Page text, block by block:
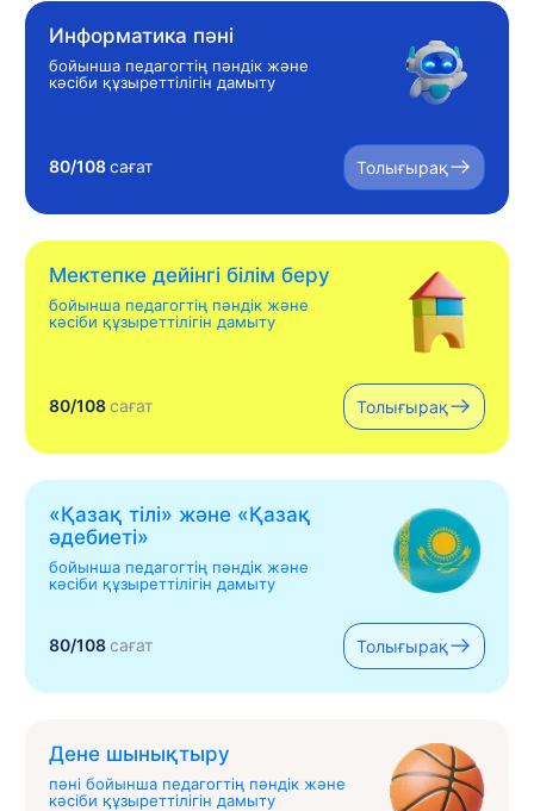
Информатика пәні
бойынша педагогтің пәндік және
кәсіби құзыреттілігін дамыту
80/108сағат Толығырақ
Мектепке дейінгі білім беру
бойынша педагогтің пәндік және
кәсіби құзыреттілігін дамыту
80/108сағат Толығырақ
«Қазақ тілі» жəне «Қазақ
əдебиеті»
бойынша педагогтің пәндік және
кәсіби құзыреттілігін дамыту
80/108сағат Толығырақ
Дене шынықтыру
пәні бойынша педагогтің пәндік және
кәсіби құзыреттілігін дамыту